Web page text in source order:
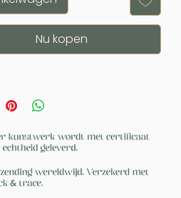
Nu kopen